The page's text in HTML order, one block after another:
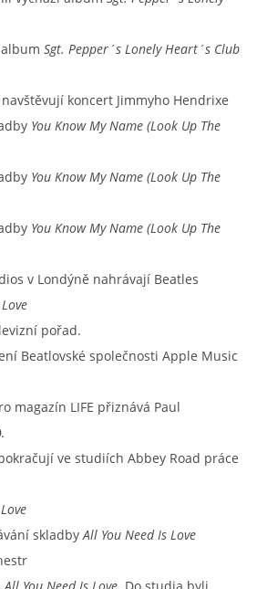
PROJEKTECH
Sgt. Pepper´s Lonely Heart´s Club
koncert Jimmyho Hendrixe
You Know My Name (Look Up The
You Know My Name (Look Up The
You Know My Name (Look Up The
v Londýně nahrávají Beatles
pořad.
Beatlovské společnosti Apple Music
magazín LIFE přiznává Paul
ve studiích Abbey Road práce
skladbyAll You Need Is Love